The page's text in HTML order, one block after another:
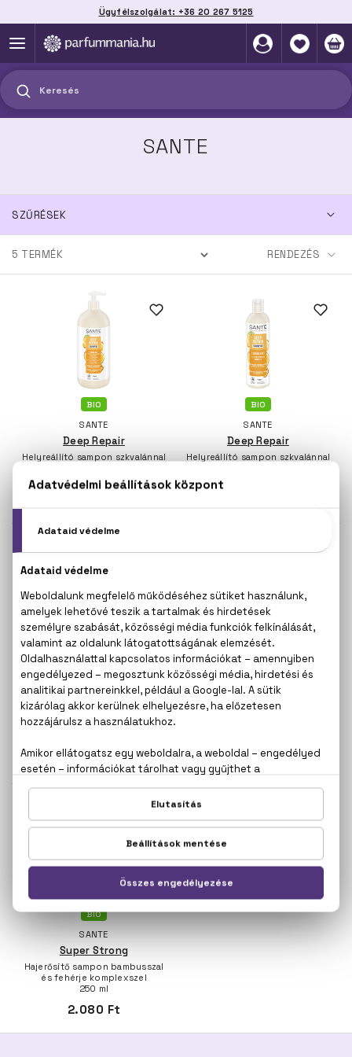
Ügyfélszolgálat: +36 20 267 5125
Keresés
SANTE
SZŰRÉSEK
5 TERMÉK
BIO
SANTE
Deep Repair
Helyreállító sampon szkvalánnal
950 ml
BIO
SANTE
Deep Repair
Helyreállító sampon szkvalánnal
BIO
SANTE
Intense Hydration
Intenzív hidratáló sampon aloe
verával és mangókivonattal
250 ml
2.080 Ft
SANTE
Sensitive Care
Hajápoló sampon
2.080 Ft
BIO
SANTE
Super Strong
Hajerősítő sampon bambusszal
és fehérje komplexszel
250 ml
2.080 Ft